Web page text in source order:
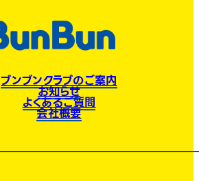
ブンブンクラブのご案内
お知らせ
よくあるご質問
会社概要